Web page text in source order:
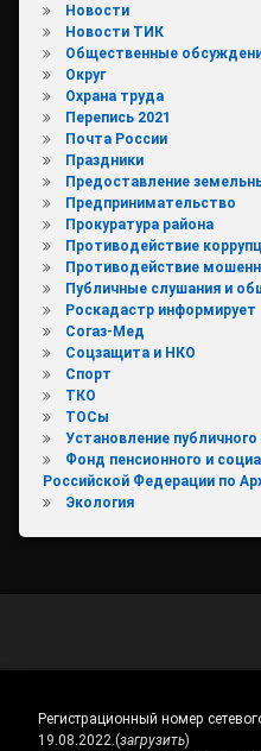
Новости
Новости ТИК
Общественные
Округ
Охрана труда
Перепись 2021
Почта России
Праздники
Предоставление
Предпринимательство
Прокуратура района
Противодействие
Противодействие
Публичные слушания и
Роскадастр информирует
Согаз-Мед
Соцзащита и НКО
Спорт
ТКО
ТОСы
Установление публичного
Фонд пенсионного и
Российской Федерации по
Экология
Регистрационный номер
19.08.2022.(загрузить)